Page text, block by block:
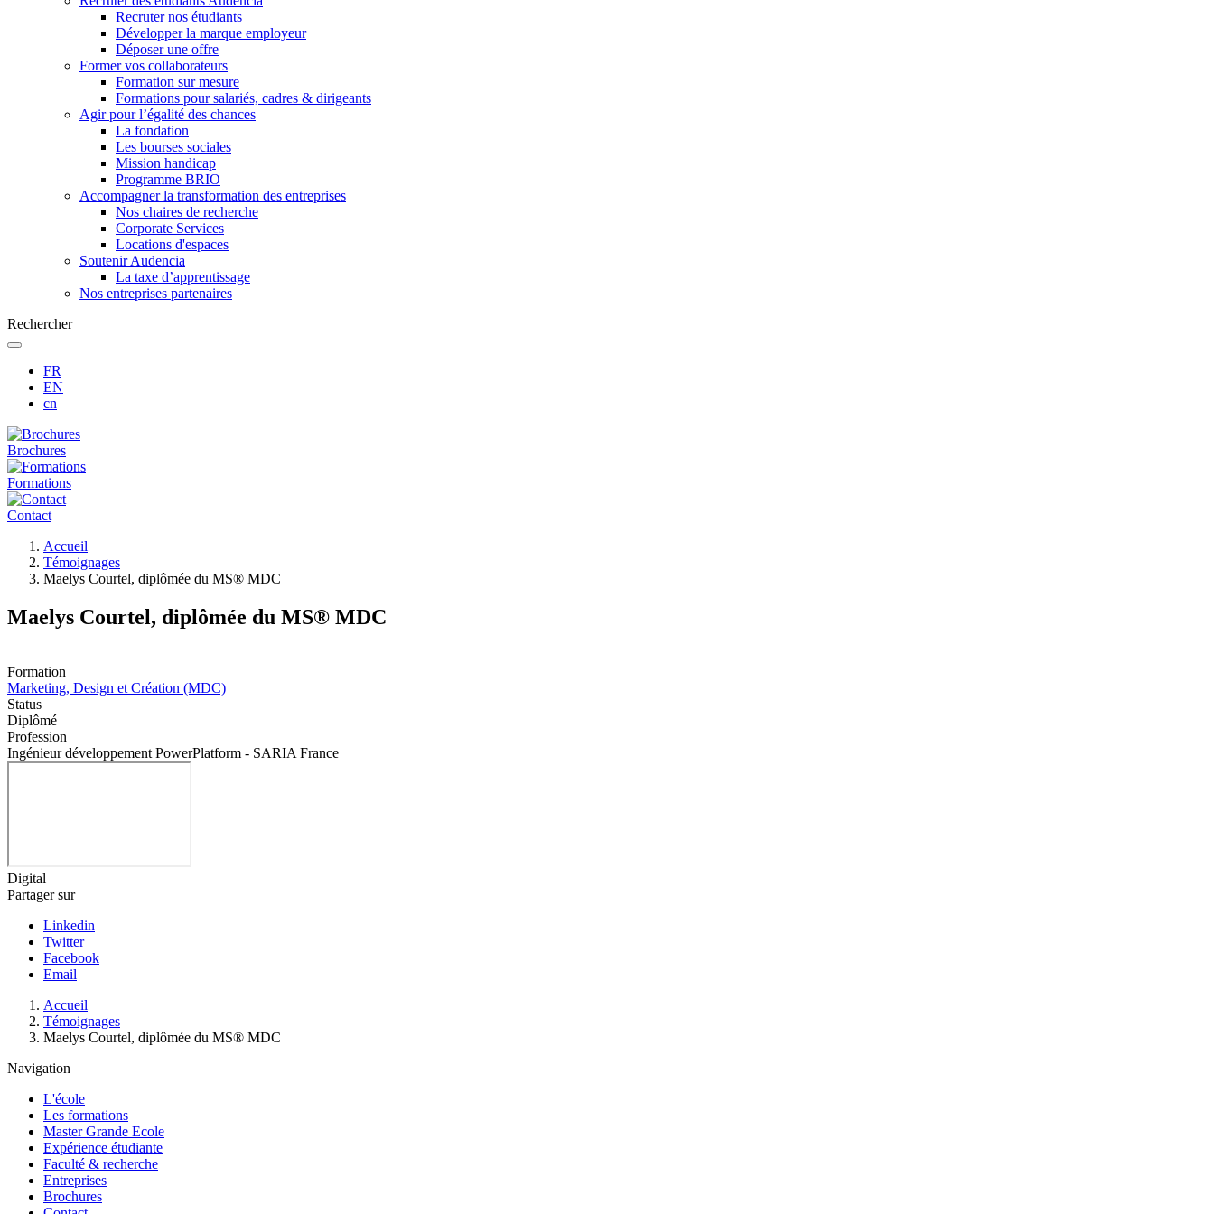
Recruter nos étudiants
Développer la marque employeur
Déposer une offre
Former vos collaborateurs
Formation sur mesure
Formations pour salariés, cadres & dirigeants
Agir pour l’égalité des chances
La fondation
Les bourses sociales
Mission handicap
Programme BRIO
Accompagner la transformation des entreprises
Nos chaires de recherche
Corporate Services
Locations d'espaces
Soutenir Audencia
La taxe d’apprentissage
Nos entreprises partenaires
Rechercher
FR
EN
cn
Brochures
Formations
Contact
d'Ariane
Accueil
Témoignages
Maelys Courtel, diplômée du MS® MDC
Maelys Courtel, diplômée du MS® MDC
Formation
Marketing, Design et Création (MDC)
Status
Diplômé
Profession
Ingénieur développement PowerPlatform - SARIA France
Digital
Partager sur
Linkedin
Twitter
Facebook
Email
d'Ariane
Accueil
Témoignages
Maelys Courtel, diplômée du MS® MDC
Navigation
L'école
Les formations
Master Grande Ecole
Expérience étudiante
Faculté & recherche
Entreprises
Brochures